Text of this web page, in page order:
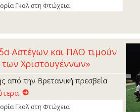
Γκoλ στη Φτώχεια
Αστέγων και ΠΑΟ τιμούν
Χριστουγέννων»
από την Βρετανική πρεσβεία
Γκoλ στη Φτώχεια